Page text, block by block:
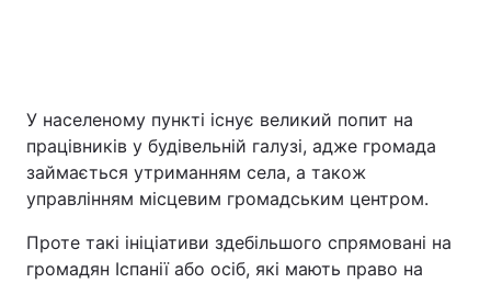
У населеному пункті існує великий попит на
працівників у будівельній галузі, адже громада
займається утриманням села, а також
управлінням місцевим громадським центром.
Проте такі ініціативи здебільшого спрямовані на
громадян Іспанії або осіб, які мають право на